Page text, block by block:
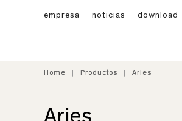
empresa noticias download
Home Productos Aries
Home Productos Aries
Aries